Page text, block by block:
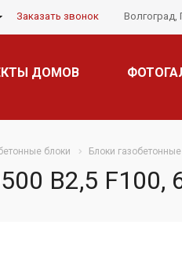
Заказать звонок Волгоград,
ДОМОВ
блоки Блоки
B2,5 F100,